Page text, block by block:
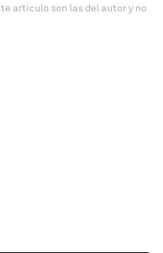
artículo son las del autor y no